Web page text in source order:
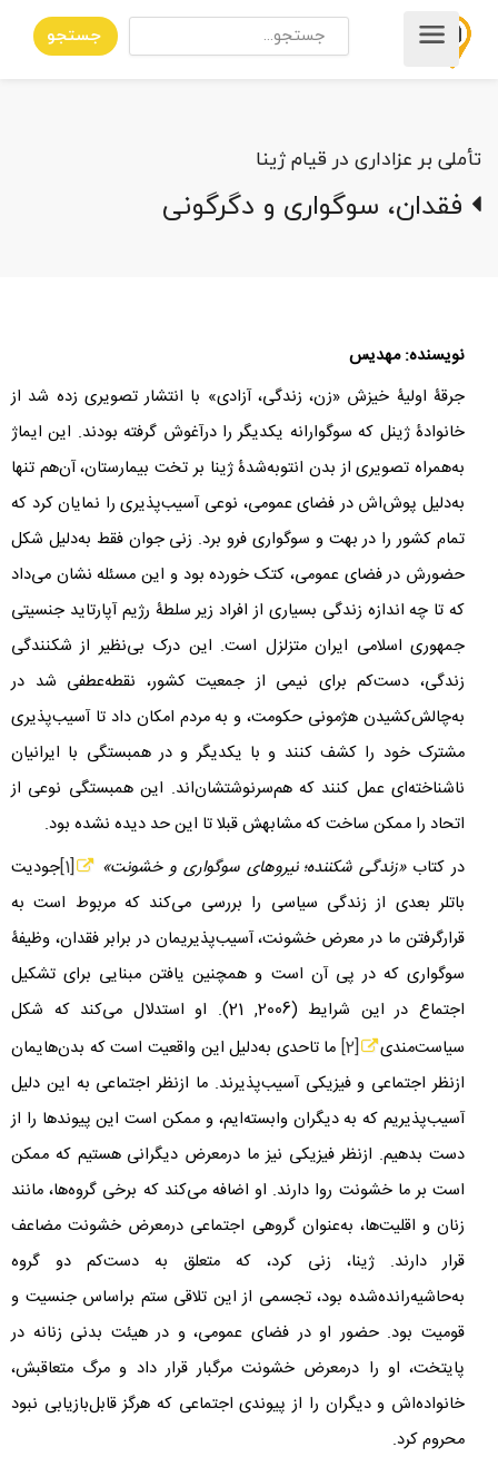
جستجو
تأملی بر عزاداری در قیام ژینا
فقدان، سوگواری و دگرگونی
نویسنده: مهدیس
جرقۀ اولیۀ خیزش «زن، زندگی، آزادی» با انتشار تصویری زده شد از
خانوادۀ ژینل که سوگوارانه یکدیگر را درآغوش گرفته بودند. این ایماژ
به‌همراه تصویری از بدن انتوبه‌شدۀ ژینا بر تخت بیمارستان، آن‌هم تنها
به‌دلیل پوش‌اش در فضای عمومی، نوعی آسیب‌پذیری را نمایان کرد که
تمام کشور را در بهت و سوگواری فرو برد. زنی جوان فقط به‌دلیل شکل
حضورش در فضای عمومی، کتک خورده بود و این مسئله نشان می‌داد
که تا چه اندازه زندگی بسیاری از افراد زیر سلطۀ رژیم آپارتاید جنسیتی
جمهوری اسلامی ایران متزلزل است. این درک بی‌نظیر از شکنندگی
زندگی، دست‌کم برای نیمی از جمعیت کشور، نقطه‌عطفی شد در
به‌چالش‌کشیدن هژمونی حکومت، و به مردم امکان داد تا آسیب‌پذیری
مشترک خود را کشف کنند و با یکدیگر و در همبستگی با ایرانیان
ناشناخته‌ای عمل کنند که هم‌سرنوشتشان‌اند. این همبستگی نوعی از
اتحاد را ممکن ساخت که مشابهش قبلا تا این حد دیده نشده بود.
در کتاب«زندگی شکننده؛ نیروهای سوگواری و خشونت» [1]جودیت
باتلر بعدی از زندگی سیاسی را بررسی می‌کند که مربوط است به
قرارگرفتن ما در معرض خشونت، آسیب‌پذیریمان در برابر فقدان، وظیفۀ
سوگواری که در پی آن است و همچنین یافتن مبنایی برای تشکیل
اجتماع در این شرایط (2006
,
21). او استدلال می‌کند که شکل
سیاست‌مندی
[2] ما تاحدی به‌دلیل این واقعیت است که بدن‌هایمان
ازنظر اجتماعی و فیزیکی آسیب‌پذیرند. ما ازنظر اجتماعی به این دلیل
آسیب‌پذیریم که به دیگران وابسته‌ایم، و ممکن است این پیوندها را از
دست بدهیم. ازنظر فیزیکی نیز ما درمعرض دیگرانی هستیم که ممکن
است بر ما خشونت روا دارند. او اضافه می‌کند که برخی گروه‌ها، مانند
زنان و اقلیت‌ها، به‌عنوان گروهی‌ اجتماعی درمعرض خشونت مضاعف
قرار دارند. ژینا، زنی کرد، که متعلق به دست‌کم دو گروه
به‌حاشیه‌رانده‌شده بود، تجسمی از این تلاقی ستم براساس جنسیت و
قومیت بود. حضور او در فضای عمومی، و در هیئت بدنی زنانه در
پایتخت، او را درمعرض خشونت مرگبار قرار داد و مرگ متعاقبش،
خانواده‌اش و دیگران را از پیوندی اجتماعی که هرگز قابل‌بازیابی نبود
محروم کرد.